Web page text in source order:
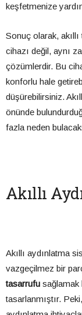
keşfetmenize
Sonuç olarak,
cihazı değil, aynı
çözümlerdir. Bu
konforlu hale
düşürebilirsiniz.
önünde
fazla neden
Akıllı
Akıllı aydınlatma
vazgeçilmez bir
tasarrufu sağlamak
tasarlanmıştır.